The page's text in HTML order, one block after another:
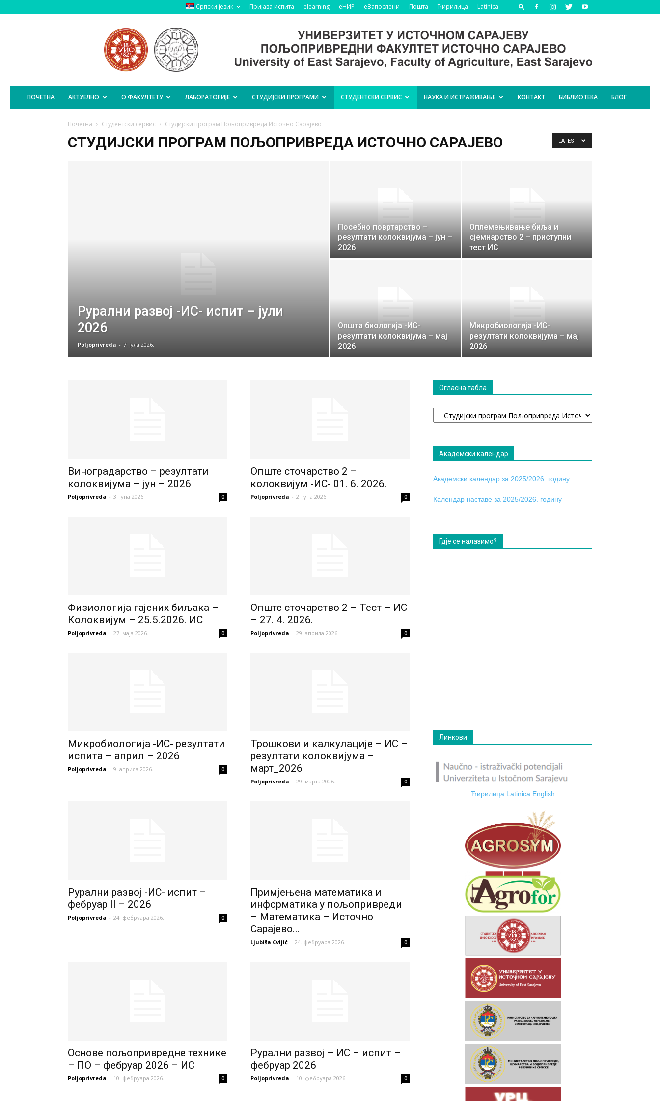
Српски језик Пријава испита elearning еНИР еЗапослени Пошта Ћирилица Latinica
Пољопривредни
Факултет
Источно
Сарајево
ПОЧЕТНА АКТУЕЛНО О ФАКУЛТЕТУ ЛАБОРАТОРИЈЕ СТУДИЈСКИ ПРОГРАМИ СТУДЕНТСКИ СЕРВИС НАУКА И ИСТРАЖИВАЊЕ КОНТАКТ БИБЛИОТЕКА БЛОГ
Почетна Студентски сервис Студијски програм Пољопривреда Источно Сарајево
СТУДИЈСКИ ПРОГРАМ ПОЉОПРИВРЕДА ИСТОЧНО САРАЈЕВО LATEST
Рурални развој -ИС- испит – јули
2026
Poljoprivreda - 7. јула 2026.
Посебно повртарство –
резултати колоквијума – јун –
2026
Оплемењивање биља и
сјемнарство 2 – приступни
тест ИС
Општа биологија -ИС-
резултати колоквијума – мај
2026
Микробиологија -ИС-
резултати колоквијума – мај
2026
Виноградарство – резултати
колоквијума – јун – 2026
Poljoprivreda - 3. јуна 2026. 0
Опште сточарство 2 –
колоквијум -ИС- 01. 6. 2026.
Poljoprivreda - 2. јуна 2026. 0
Физиологија гајених биљака –
Колоквијум – 25.5.2026. ИС
Poljoprivreda - 27. маја 2026. 0
Опште сточарство 2 – Тест – ИС
– 27. 4. 2026.
Poljoprivreda - 29. априла 2026. 0
Микробиологија -ИС- резултати
испита – април – 2026
Poljoprivreda - 9. априла 2026. 0
Трошкови и калкулације – ИС –
резултати колоквијума –
март_2026
Poljoprivreda - 29. марта 2026. 0
Рурални развој -ИС- испит –
фебруар II – 2026
Poljoprivreda - 24. фебруара 2026. 0
Примјењена математика и
информатика у пољопривреди
– Математика – Источно
Сарајево...
Ljubiša Cvijić - 24. фебруара 2026. 0
Основе пољопривредне технике
– ПО – фебруар 2026 – ИС
Poljoprivreda - 10. фебруара 2026. 0
Рурални развој – ИС – испит –
фебруар 2026
Poljoprivreda - 10. фебруара 2026. 0
Огласна табла
Огласна
табла
Академски календар
Академски календар за 2025/2026. годину
Календар наставе за 2025/2026. годину
Гдје се налазимо?
Линкови
Ћирилица Latinica English